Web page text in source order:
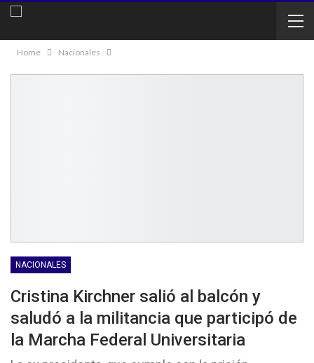
Home Nacionales
NACIONALES
Cristina Kirchner salió al balcón y
saludó a la militancia que participó de
la Marcha Federal Universitaria